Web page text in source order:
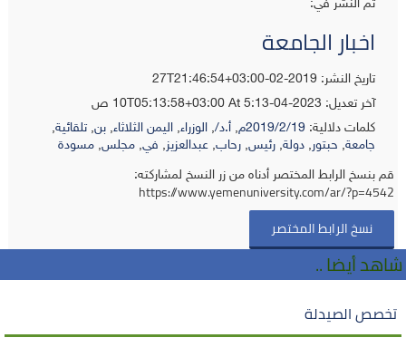
تم النشر في:
اخبار الجامعة
تاريخ النشر: 2019-02-27T21:46:54+03:00
آخر تعديل: 2023-04-10T05:13:58+03:00
At 5:13 ص
كلمات دلالية:2019/2/19م ,أ.د/,الوزراء,اليمن الثلاثاء,بن,تلقائية,
جامعة, حبتور,دولة,رئيس,رحاب,عبدالعزيز, في,مجلس,مسودة
قم بنسخ الرابط المختصر أدناه من زر النسخ لمشاركته:
https://www.yemenuniversity.com/ar/?p=4542
نسخ الرابط المختصر
شاهد أيضا ..
تخصص الصيدلة